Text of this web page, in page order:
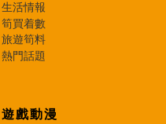
生活情報
筍買着數
旅遊筍料
熱門話題
遊戲動漫